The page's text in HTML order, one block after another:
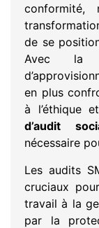
conformité,
de se
Avec la
en plus
à l’éthique
d’audit
nécessaire
Les audits
cruciaux
travail à la
par la